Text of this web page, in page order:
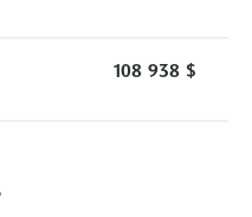
108 938 $